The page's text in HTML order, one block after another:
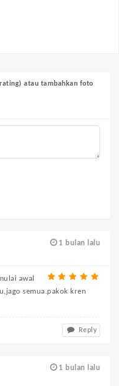
atau tambahkan foto
1 bulan lalu
awal
semua.pakok kren
Reply
1 bulan lalu